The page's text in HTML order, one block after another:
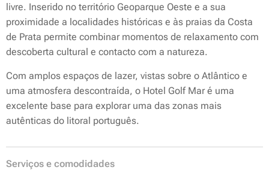
livre. Inserido no território Geoparque Oeste e a sua
proximidade a localidades históricas e às praias da Costa
de Prata permite combinar momentos de relaxamento com
descoberta cultural e contacto com a natureza.
Com amplos espaços de lazer, vistas sobre o Atlântico e
uma atmosfera descontraída, o Hotel Golf Mar é uma
excelente base para explorar uma das zonas mais
autênticas do litoral português.
Serviços e comodidades